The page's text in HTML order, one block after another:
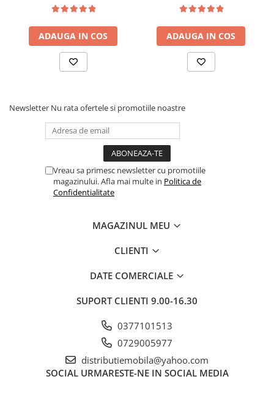
saltea ferm, negru
ADAUGA IN COS
tip Bonell, fata vara-iarna,
sistem de aerisire cu
butoni, Salt Confort
ADAUGA IN COS
Newsletter Nu rata ofertele si promotiile noastre
Vreau sa primesc newsletter cu promotiile
magazinului. Afla mai multe in Politica de
Confidentialitate
MAGAZINUL MEU
CLIENTI
DATE COMERCIALE
SUPORT CLIENTI 9.00-16.30
0377101513
0729005977
distributiemobila@yahoo.com
SOCIAL URMARESTE-NE IN SOCIAL MEDIA